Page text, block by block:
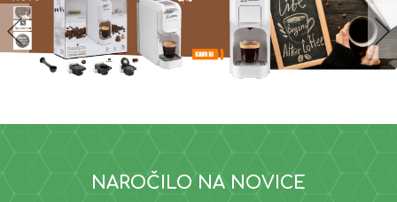
NAROČILO NA NOVICE